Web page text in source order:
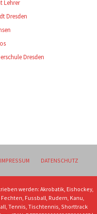
IMPRESSUM DATENSCHUTZ
werden: Akrobatik, Eishockey,
Fussball, Rudern, Kanu,
Tennis, Tischtennis, Shorttrack